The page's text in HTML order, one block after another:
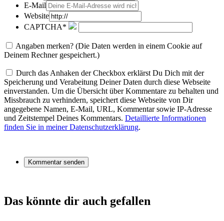
E-Mail
Website
CAPTCHA*
Angaben merken? (Die Daten werden in einem Cookie auf
Deinem Rechner gespeichert.)
Durch das Anhaken der Checkbox erklärst Du Dich mit der
Speicherung und Verabeitung Deiner Daten durch diese Webseite
einverstanden. Um die Übersicht über Kommentare zu behalten und
Missbrauch zu verhindern, speichert diese Webseite von Dir
angegebene Namen, E-Mail, URL, Kommentar sowie IP-Adresse
und Zeitstempel Deines Kommentars. Detaillierte Informationen
finden Sie in meiner Datenschutzerklärung.
Das könnte dir auch gefallen